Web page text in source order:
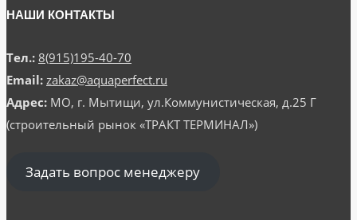
НАШИ КОНТАКТЫ
Тел.: 8(915)195-40-70
Email: zakaz@aquaperfect.ru
Адрес: МО, г. Мытищи, ул.Коммунистическая, д.25 Г
(строительный рынок «ТРАКТ ТЕРМИНАЛ»)
Задать вопрос менеджеру